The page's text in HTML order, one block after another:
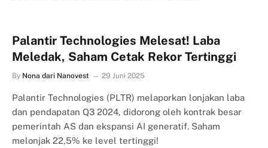
Palantir Technologies Melesat! Laba
Meledak, Saham Cetak Rekor Tertinggi
By Nona dari Nanovest 29 Juni 2025
Palantir Technologies (PLTR) melaporkan lonjakan laba
dan pendapatan Q3 2024, didorong oleh kontrak besar
pemerintah AS dan ekspansi AI generatif. Saham
melonjak 22,5% ke level tertinggi!